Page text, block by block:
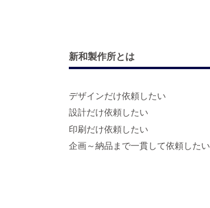
新和製作所とは
デザインだけ依頼したい
設計だけ依頼したい
印刷だけ依頼したい
企画～納品まで一貫して依頼したい